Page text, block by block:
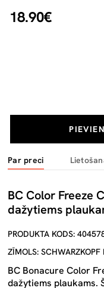
18.90€
Par preci
BC Color Freeze
dažytiems
PRODUKTA KODS:
ZĪMOLS: SCHWARZKOPF
BC Bonacure Color
dažytiems plaukams.